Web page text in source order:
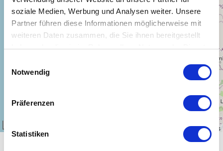
soziale Medien, Werbung und Analysen weiter. Unsere
Partner führen diese Informationen möglicherweise mit
weiteren Daten zusammen, die Sie ihnen bereitgestellt
haben oder die sie im Rahmen Ihrer Nutzung der Dienste
Notwendig
Präferenzen
Statistiken
−
OpenStreetMapcontributors